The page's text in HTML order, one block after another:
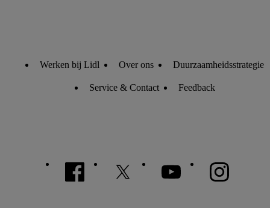
Werken bij Lidl Over ons Duurzaamheidsstrategie
Service & Contact Feedback